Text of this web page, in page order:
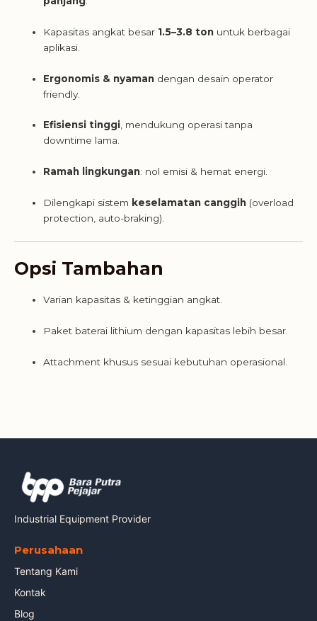
Kapasitas angkat besar 1.5–3.8 ton untuk berbagai
aplikasi.
Ergonomis & nyaman dengan desain operator
friendly.
Efisiensi tinggi, mendukung operasi tanpa
downtime lama.
Ramah lingkungan: nol emisi & hemat energi.
Dilengkapi sistem keselamatan canggih (overload
protection, auto-braking).
Opsi Tambahan
Varian kapasitas & ketinggian angkat.
Paket baterai lithium dengan kapasitas lebih besar.
Attachment khusus sesuai kebutuhan operasional.
Industrial Equipment Provider
Perusahaan
Tentang Kami
Kontak
Blog